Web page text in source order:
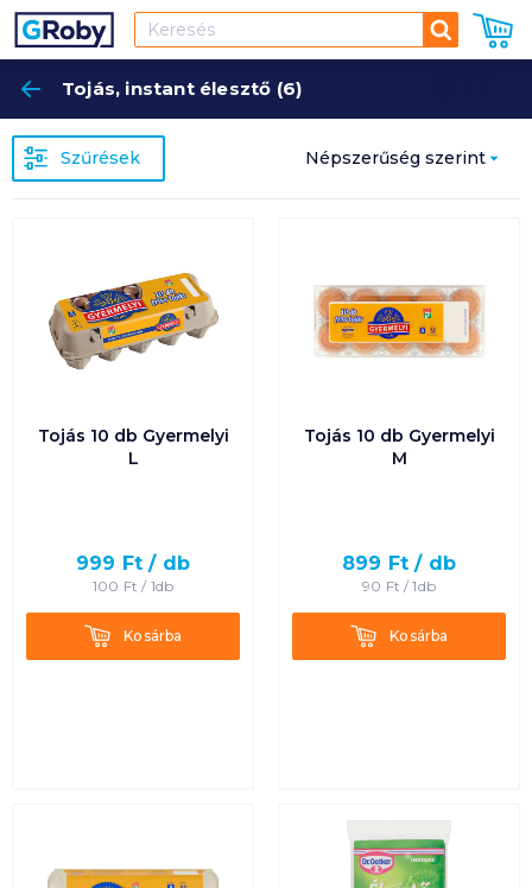
Keresés
Tojás, instant élesztő (6)
Szűrések Népszerűség szerint
Ár szerint növekvő
Ár szerint csökkenő
növekvő
Termék neve A-Z
Termék neve Z-A
Tojás 10 db Gyermelyi
L
999 Ft / db
100 Ft / 1db
KosárbaKosárba
Tojás 10 db Gyermelyi
M
899 Ft / db
90 Ft /1db
KosárbaKosárba